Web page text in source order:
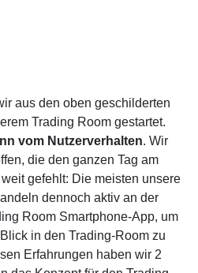
aus den oben geschilderten
Trading Room gestartet.
vom Nutzerverhalten. Wir
die den ganzen Tag am
gefehlt: Die meisten unsere
dennoch aktiv an der
Room Smartphone-App, um
in den Trading-Room zu
Erfahrungen haben wir 2